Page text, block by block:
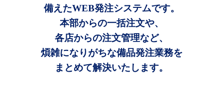
備えたWEB発注システムです。
本部からの一括注文や、
各店からの注文管理など、
煩雑になりがちな備品発注業務を
まとめて解決いたします。